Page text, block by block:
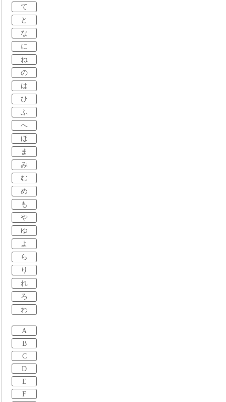
て
と
な
に
ね
の
は
ひ
ふ
へ
ほ
ま
み
む
め
も
や
ゆ
よ
ら
り
れ
ろ
わ
A
B
C
D
E
F